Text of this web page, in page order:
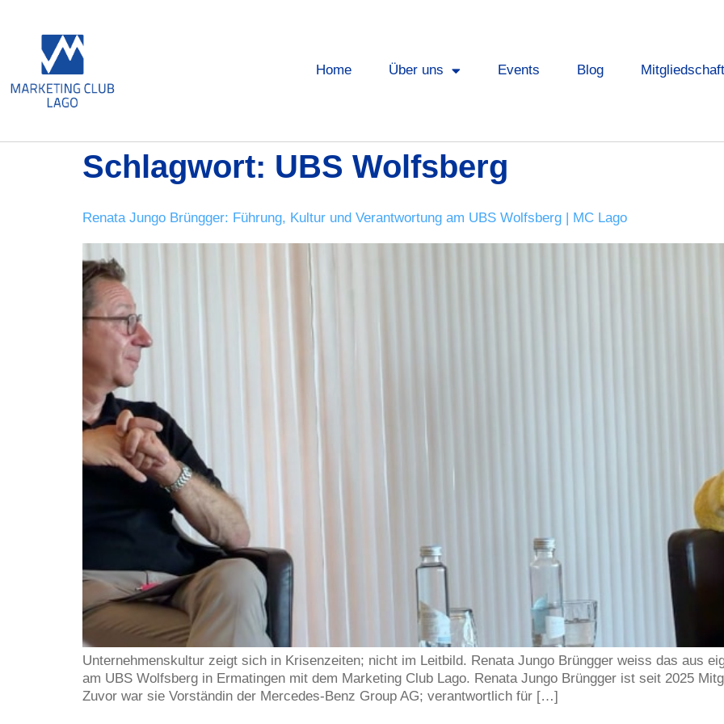
Home Über uns Events Blog Mitgliedschaft
Schlagwort: UBS Wolfsberg
Renata Jungo Brüngger: Führung, Kultur und Verantwortung am UBS Wolfsberg | MC Lago
Unternehmenskultur zeigt sich in Krisenzeiten; nicht im Leitbild. Renata Jungo Brüngger weiss das aus
am UBS Wolfsberg in Ermatingen mit dem Marketing Club Lago. Renata Jungo Brüngger ist seit 2025
Zuvor war sie Vorständin der Mercedes-Benz Group AG; verantwortlich für […]